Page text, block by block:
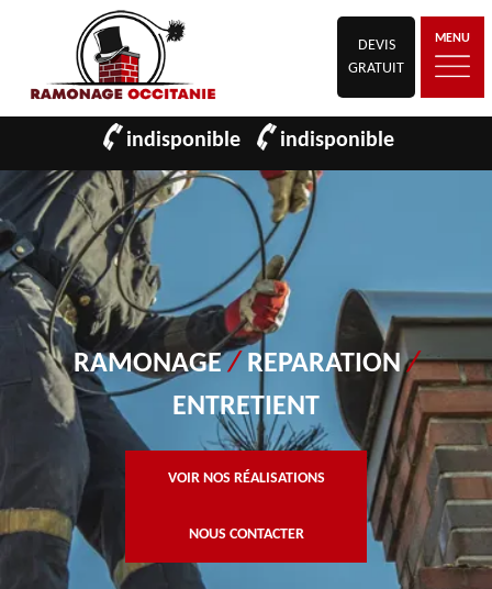
DEVIS
GRATUIT
MENU
indisponible indisponible
RAMONAGE/ REPARATION/
ENTRETIENT
VOIR NOS RÉALISATIONS
NOUS CONTACTER